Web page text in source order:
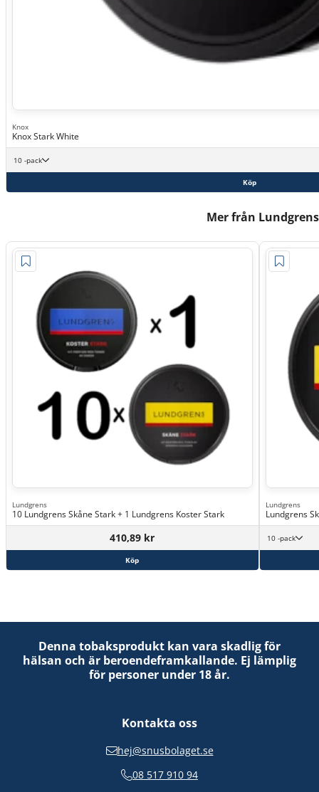
Knox
Knox Stark White
10 -pack
Köp
Mer från Lundgrens
Lundgrens
10 Lundgrens Skåne Stark + 1 Lundgrens Koster Stark
410,89 kr
Köp
Lundgrens
Lundgrens
10 -pack
Denna tobaksprodukt kan vara skadlig för
hälsan och är beroendeframkallande. Ej lämplig
för personer under 18 år.
Kontakta oss
hej@snusbolaget.se
08 517 910 94